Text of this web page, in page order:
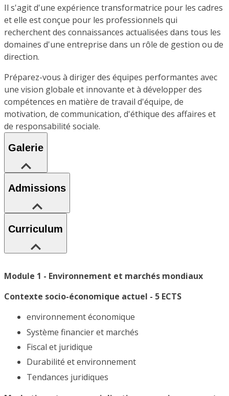
Il s'agit d'une expérience transformatrice pour les cadres
et elle est conçue pour les professionnels qui
recherchent des connaissances actualisées dans tous les
domaines d'une entreprise dans un rôle de gestion ou de
direction.
Préparez-vous à diriger des équipes performantes avec
une vision globale et innovante et à développer des
compétences en matière de travail d'équipe, de
motivation, de communication, d'éthique des affaires et
de responsabilité sociale.
Galerie
Admissions
Curriculum
Module 1 - Environnement et marchés mondiaux
Contexte socio-économique actuel - 5 ECTS
environnement économique
Système financier et marchés
Fiscal et juridique
Durabilité et environnement
Tendances juridiques